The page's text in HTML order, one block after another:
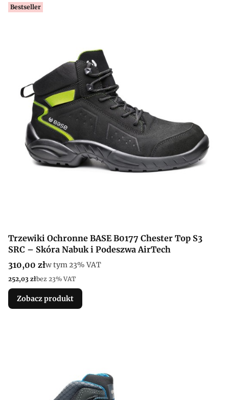
Bestseller
Trzewiki Ochronne BASE B0177 Chester Top S3
SRC – Skóra Nabuk i Podeszwa AirTech
Cena brutto
310,00 złw tym %s VAT
w tym23% VAT
Cena netto
252,03 złbez 23% VAT
Zobacz produkt